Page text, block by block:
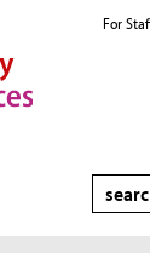
For
Search